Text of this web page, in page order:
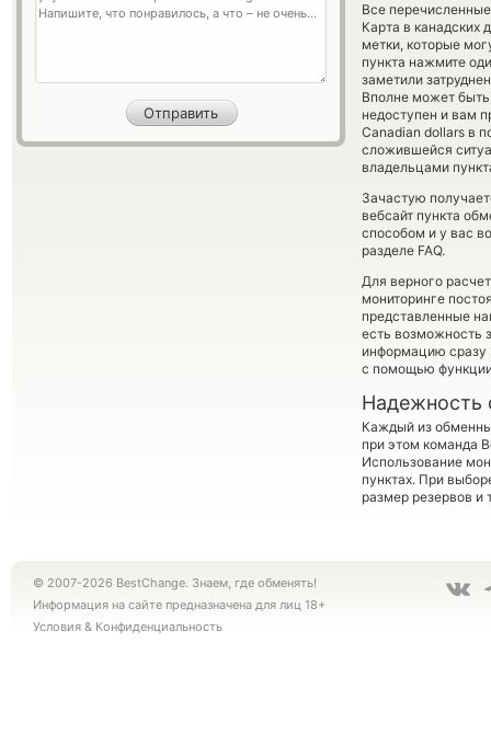
Все
Карта в канадских
метки, которые
пункта нажмите
заметили
Вполне может
недоступен и вам
Canadian dollars в
сложившейся
владельцами
Зачастую
вебсайт пункта
способом и у вас
разделе FAQ.
Для верного
мониторинге
представленные
есть возможность
информацию сразу
с помощью
Надежность
Каждый из
при этом команда
Использование
пунктах. При
размер резервов и
© 2007-2026 BestChange. Знаем, где обменять!
Информация на сайте предназначена для лиц 18+
Условия & Конфиденциальность